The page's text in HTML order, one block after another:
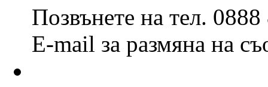
Позвънете на тел.
E-mail за размяна на